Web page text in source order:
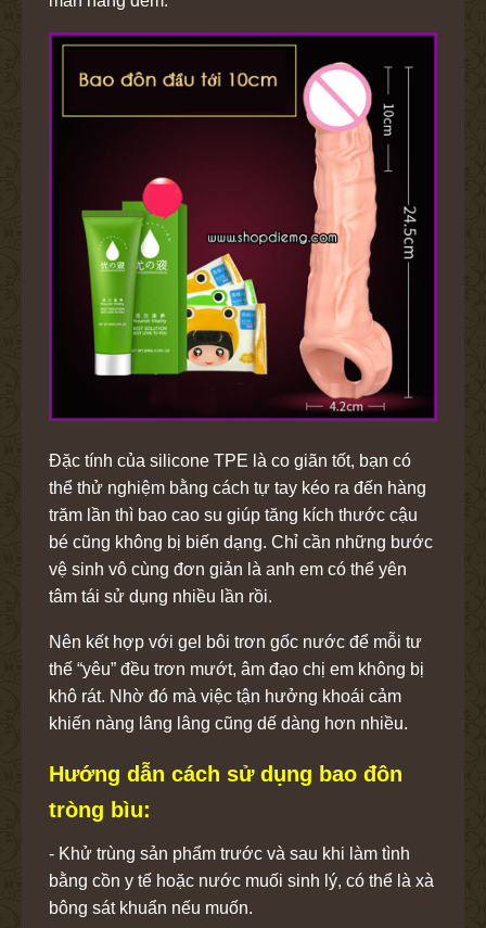
Đặc tính của silicone TPE là co giãn tốt, bạn có
thể thử nghiệm bằng cách tự tay kéo ra đến hàng
trăm lần thì bao cao su giúp tăng kích thước cậu
bé cũng không bị biến dạng. Chỉ cần những bước
vệ sinh vô cùng đơn giản là anh em có thể yên
tâm tái sử dụng nhiều lần rồi.
Nên kết hợp với gel bôi trơn gốc nước để mỗi tư
thế “yêu” đều trơn mướt, âm đạo chị em không bị
khô rát. Nhờ đó mà việc tận hưởng khoái cảm
khiến nàng lâng lâng cũng dế dàng hơn nhiều.
Hướng dẫn cách sử dụng bao đôn
tròng bìu:
- Khử trùng sản phẩm trước và sau khi làm tình
bằng cồn y tế hoặc nước muối sinh lý, có thể là xà
bông sát khuẩn nếu muốn.